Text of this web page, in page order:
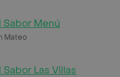
Sabor Menú
Mateo
Las Villas